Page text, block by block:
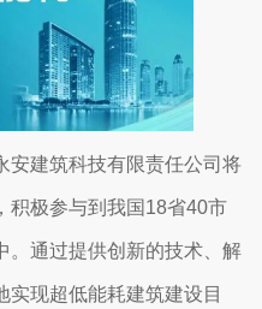
安建筑科技有限责任公司将
积极参与到我国18省40市
。通过提供创新的技术、解
实现超低能耗建筑建设目